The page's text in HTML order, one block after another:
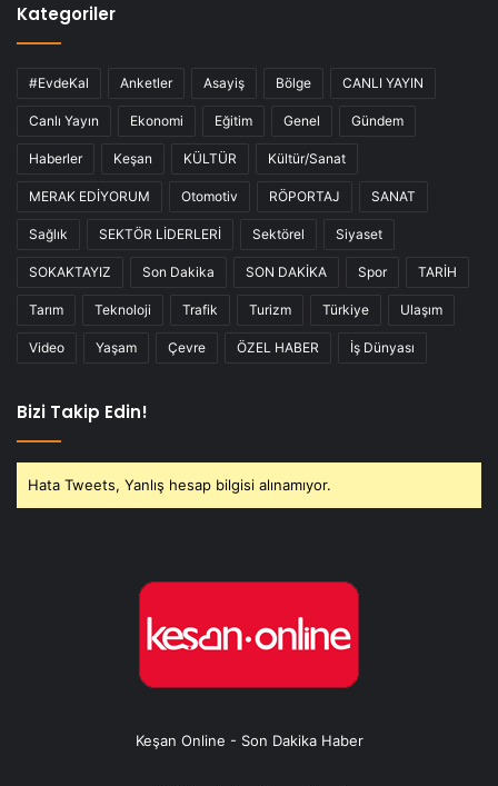
Kategoriler
#EvdeKal Anketler Asayiş Bölge CANLI YAYIN
Canlı Yayın Ekonomi Eğitim Genel Gündem
Haberler Keşan KÜLTÜR Kültür/Sanat
MERAK EDİYORUM Otomotiv RÖPORTAJ SANAT
Sağlık SEKTÖR LİDERLERİ Sektörel Siyaset
SOKAKTAYIZ Son Dakika SON DAKİKA Spor TARİH
Tarım Teknoloji Trafik Turizm Türkiye Ulaşım
Video Yaşam Çevre ÖZEL HABER İş Dünyası
Bizi Takip Edin!
Hata Tweets, Yanlış hesap bilgisi alınamıyor.
Keşan Online - Son Dakika Haber